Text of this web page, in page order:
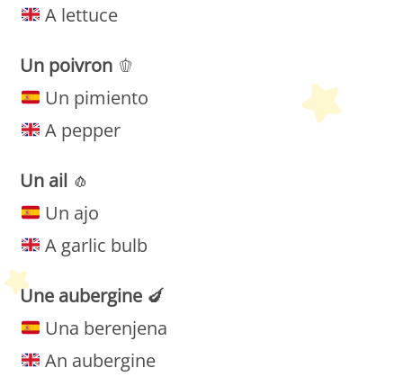
A lettuce
Un poivron 🫑
Un pimiento
A pepper
Un ail 🧄
Un ajo
A garlic bulb
Une aubergine 🍆
Una berenjena
An aubergine